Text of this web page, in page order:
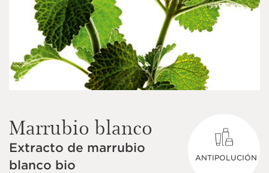
Marrubio blanco
Extracto de marrubio
blanco bio
ANTIPOLUCIÓN